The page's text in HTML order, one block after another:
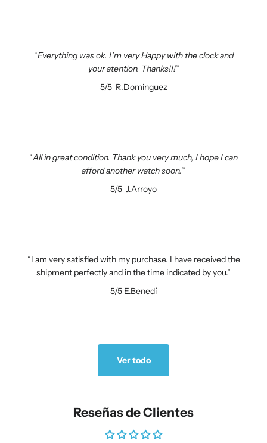
Everything was ok. I’m very Happy with the clock and
your atention. Thanks!!!
5/5R.Dominguez
All in great condition. Thank you very much, I hope I can
afford another watch soon.
5/5 J.Arroyo
I am very satisfied with my purchase. I have received the
shipment perfectly and in the time indicated by you.
5/5 E.Benedí
Ver todo
Reseñas de Clientes